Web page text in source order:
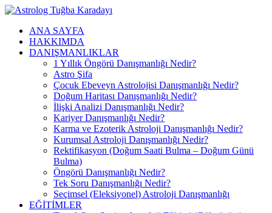
ANA SAYFA
HAKKIMDA
DANIŞMANLIKLAR
1 Yıllık Öngörü Danışmanlığı Nedir?
Astro Şifa
Çocuk Ebeveyn Astrolojisi Danışmanlığı Nedir?
Doğum Haritası Danışmanlığı Nedir?
İlişki Analizi Danışmanlığı Nedir?
Kariyer Danışmanlığı Nedir?
Karma ve Ezoterik Astroloji Danışmanlığı Nedir?
Kurumsal Astroloji Danışmanlığı Nedir?
Rektifikasyon (Doğum Saati Bulma – Doğum Günü
Bulma)
Öngörü Danışmanlığı Nedir?
Tek Soru Danışmanlığı Nedir?
Seçimsel (Eleksiyonel) Astroloji Danışmanlığı
EĞİTİMLER